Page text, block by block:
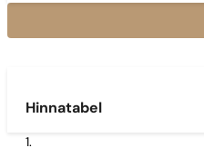
Hinnatabel